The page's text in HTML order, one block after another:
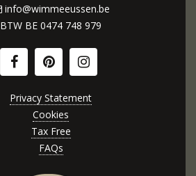
info@wimmeeussen.be
BTW BE 0474 748 979
Privacy Statement
Cookies
Tax Free
FAQs